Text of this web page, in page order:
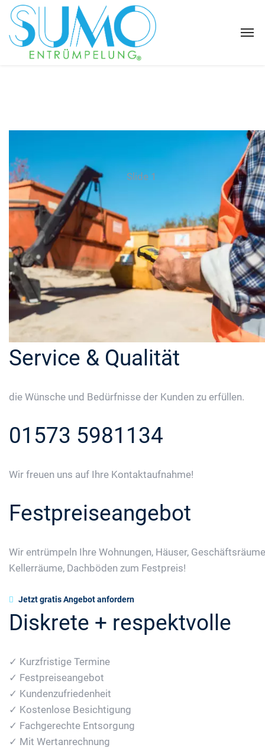
Slide 1
Service & Qualität
die Wünsche und Bedürfnisse der Kunden zu erfüllen.
01573 5981134
Wir freuen uns auf Ihre Kontaktaufnahme!
Festpreiseangebot
Wir entrümpeln Ihre Wohnungen, Häuser,
Kellerräume, Dachböden zum Festpreis!
Jetzt gratis Angebot anfordern
Diskrete + respektvolle
✓ Kurzfristige Termine
✓ Festpreiseangebot
✓ Kundenzufriedenheit
✓ Kostenlose Besichtigung
✓ Fachgerechte Entsorgung
✓ Mit Wertanrechnung